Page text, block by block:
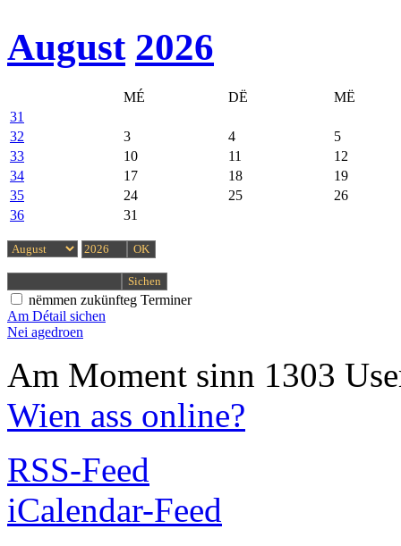
August 2026
MÉ DË
MË
31
32
3 4
5
33
10 11
12
34
17 18
19
35
24 25
26
36
31
nëmmen zukünfteg Terminer
Am Détail sichen
Nei agedroen
Am Moment sinn 1303
Wien ass online?
RSS-Feed
iCalendar-Feed